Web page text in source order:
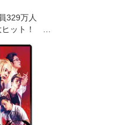
329万人
ヒット！ 仲
男たちのリ